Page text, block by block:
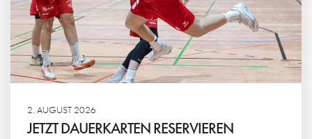
2. AUGUST 2026
JETZT DAUERKARTEN RESERVIEREN